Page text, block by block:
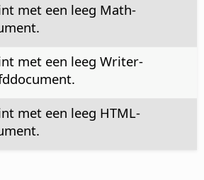
met een leeg Math-
met een leeg Writer-
met een leeg HTML-